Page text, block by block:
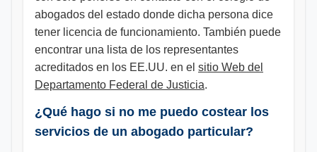
abogados del estado donde dicha persona dice
tener licencia de funcionamiento. También puede
encontrar una lista de los representantes
acreditados en los EE.UU. en el sitio Web del
Departamento Federal de Justicia.
¿Qué hago si no me puedo costear los
servicios de un abogado particular?